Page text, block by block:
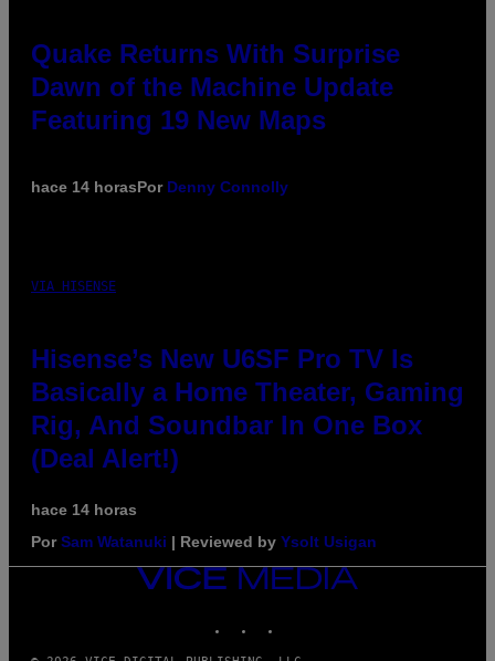
Quake Returns With Surprise
Dawn of the Machine Update
Featuring 19 New Maps
hace 14 horasPor Denny Connolly
VIA HISENSE
Hisense’s New U6SF Pro TV Is
Basically a Home Theater, Gaming
Rig, And Soundbar In One Box
(Deal Alert!)
hace 14 horas
PorSam Watanuki | Reviewed by Ysolt Usigan
VICE